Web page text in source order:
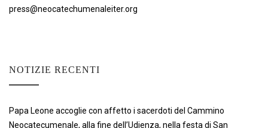
press@neocatechumenaleiter.org
NOTIZIE RECENTI
Papa Leone accoglie con affetto i sacerdoti del Cammino
Neocatecumenale, alla fine dell’Udienza, nella festa di San